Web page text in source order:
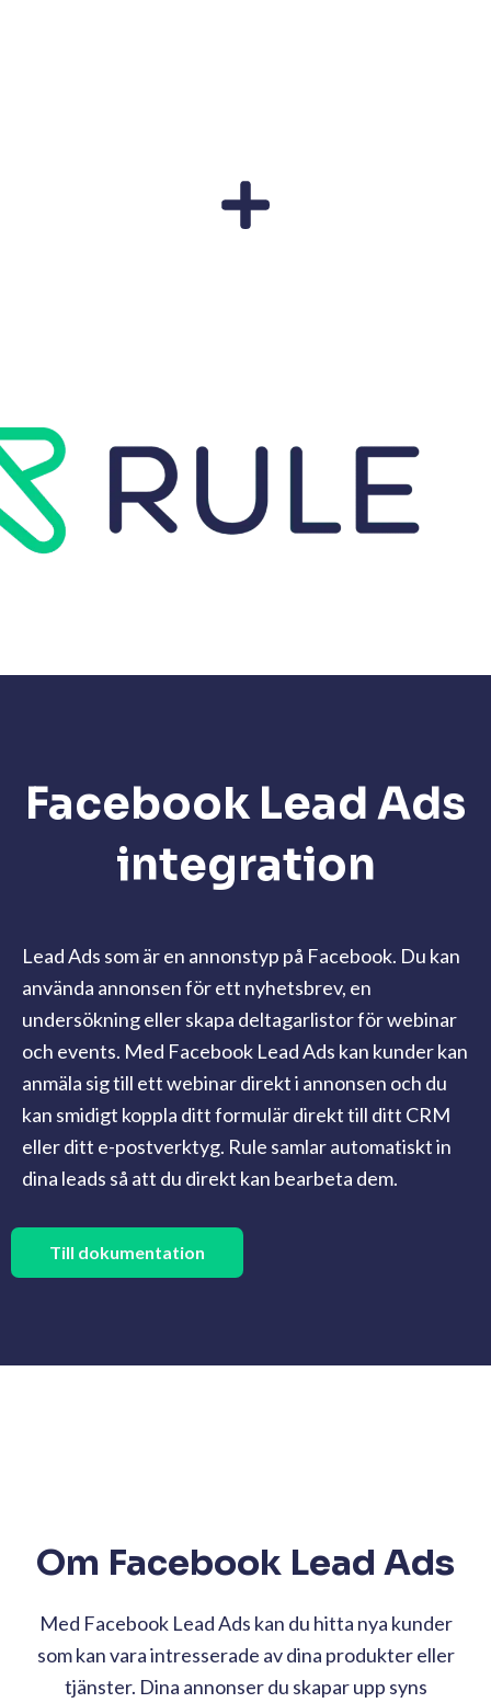
Facebook Lead Ads
integration
Lead Ads som är en annonstyp på Facebook. Du kan
använda annonsen för ett nyhetsbrev, en
undersökning eller skapa deltagarlistor för webinar
och events. Med Facebook Lead Ads kan kunder kan
anmäla sig till ett webinar direkt i annonsen och du
kan smidigt koppla ditt formulär direkt till ditt CRM
eller ditt e-postverktyg. Rule samlar automatiskt in
dina leads så att du direkt kan bearbeta dem.
Till dokumentation
Om Facebook Lead Ads
Med Facebook Lead Ads kan du hitta nya kunder
som kan vara intresserade av dina produkter eller
tjänster. Dina annonser du skapar upp syns